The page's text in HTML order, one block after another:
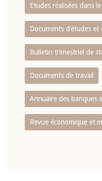
Etudes réalisées dans
Documents d’études et
Bulletin trimestriel de
Documents de travail
Annuaire des banques
Revue économique et